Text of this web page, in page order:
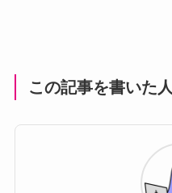
この記事を書いた人